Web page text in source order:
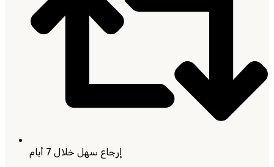
إرجاع سهل خلال 7 أيام